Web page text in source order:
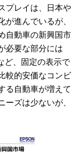
プレイは、日本や
進んでいるが、
自動車の新興国市
必要な部分には
ど、固定の表示で
較的安価なコンビ
る自動車が増えて
ズは少ないが、